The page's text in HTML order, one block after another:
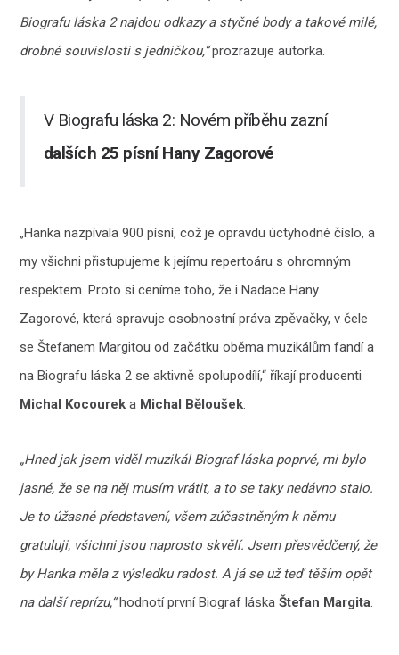
Biografu láska 2 najdou odkazy a styčné body a takové milé,
drobné souvislosti s jedničkou,“prozrazuje autorka.
V Biografu láska 2: Novém příběhu zazní
dalších 25 písní Hany Zagorové
„Hanka nazpívala 900 písní, což je opravdu úctyhodné číslo, a
my všichni přistupujeme k jejímu repertoáru s ohromným
respektem. Proto si ceníme toho, že i Nadace Hany
Zagorové, která spravuje osobnostní práva zpěvačky, v čele
se Štefanem Margitou od začátku oběma muzikálům fandí a
na Biografu láska 2 se aktivně spolupodílí,“ říkají producenti
Michal Kocourek a Michal Běloušek.
„Hned jak jsem viděl muzikál Biograf láska poprvé, mi bylo
jasné, že se na něj musím vrátit, a to se taky nedávno stalo.
Je to úžasné představení, všem zúčastněným k němu
gratuluji, všichni jsou naprosto skvělí. Jsem přesvědčený, že
by Hanka měla z výsledku radost. A já se už teď těším opět
na další reprízu,“hodnotí první Biograf láskaŠtefan Margita.